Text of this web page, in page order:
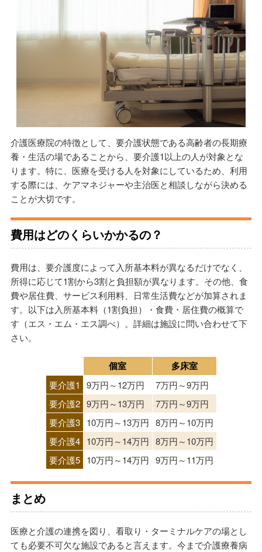
介護医療院の特徴として、要介護状態である高齢者の長期療
養・生活の場であることから、要介護1以上の人が対象とな
ります。特に、医療を受ける人を対象にしているため、利用
する際には、ケアマネジャーや主治医と相談しながら決める
ことが大切です。
費用はどのくらいかかるの？
費用は、要介護度によって入所基本料が異なるだけでなく、
所得に応じて1割から3割と負担額が異なります。その他、食
費や居住費、サービス利用料、日常生活費などが加算されま
す。以下は入所基本料（1割負担）・食費・居住費の概算で
す（エス・エム・エス調べ）。詳細は施設に問い合わせて下
さい。
個室 多床室
要介護1 9万円～12万円
7万円～9万円
要介護2 9万円～13万円
7万円～9万円
要介護3 10万円～13万円 8万円～10万円
要介護4 10万円～14万円 8万円～10万円
要介護5 10万円～14万円 9万円～11万円
まとめ
医療と介護の連携を図り、看取り・ターミナルケアの場とし
ても必要不可欠な施設であると言えます。今まで介護療養病